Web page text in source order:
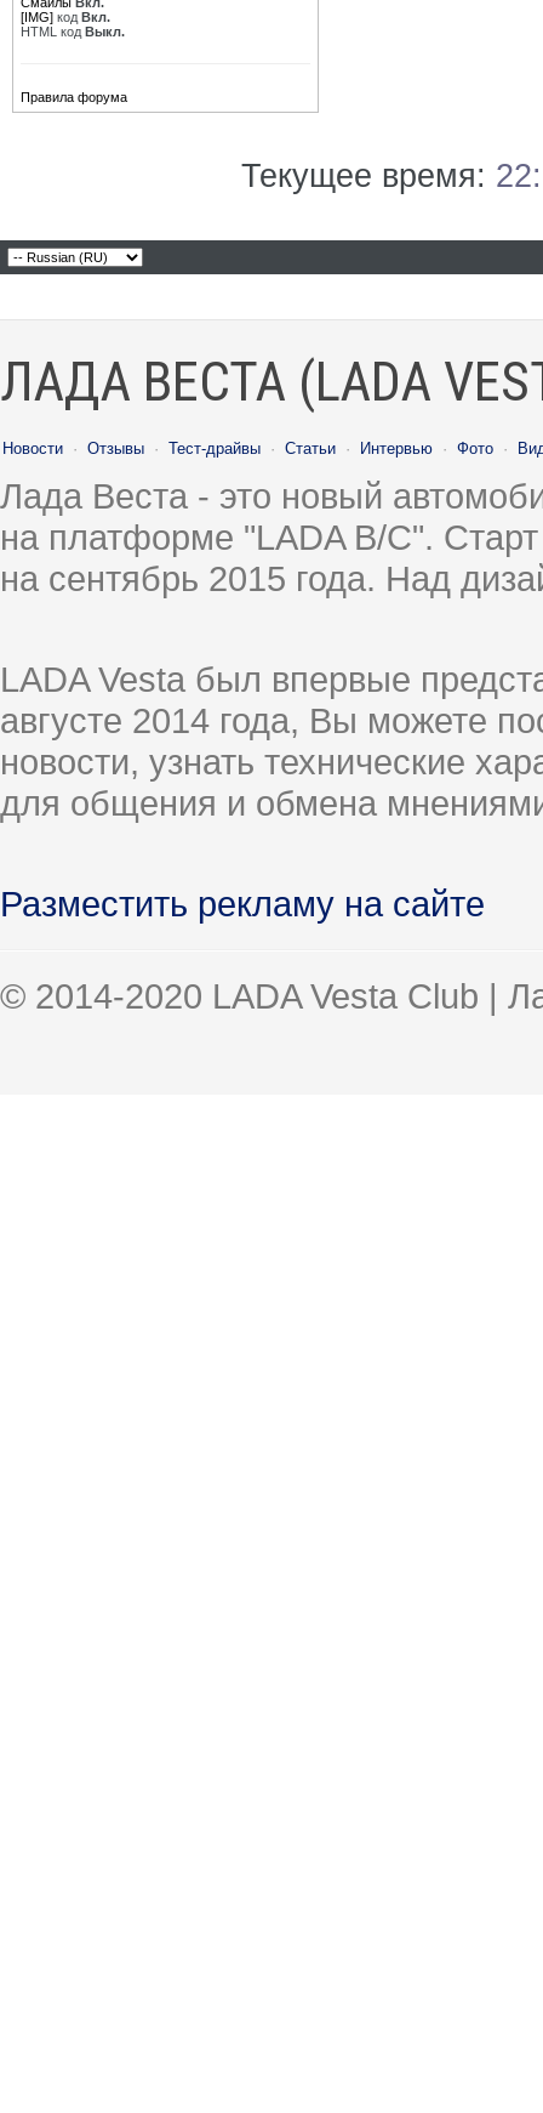
[IMG] код Вкл.
HTML код Выкл.
Правила форума
Текущее время:
ЛАДА ВЕСТА (LADA
Новости · Отзывы · Тест-драйвы · Статьи · Интервью · Фото ·
Лада Веста - это новый
на платформе "LADA B/C".
на сентябрь 2015 года. Над
LADA Vesta был впервые
августе 2014 года, Вы можете
новости, узнать технические
для общения и обмена
Разместить рекламу на сайте
© 2014-2020 LADA Vesta Club |